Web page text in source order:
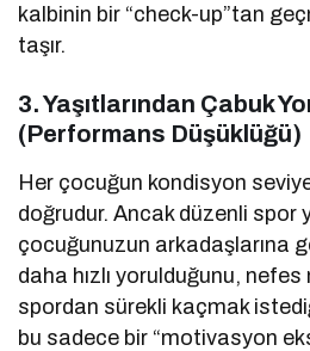
kalbinin bir “check-up”tan
taşır.
3. Yaşıtlarından Çabuk
(Performans Düşüklüğü)
Her çocuğun kondisyon
doğrudur. Ancak düzenli spor
çocuğunuzun arkadaşlarına
daha hızlı yorulduğunu, nefes
spordan sürekli kaçmak
bu sadece bir “motivasyon